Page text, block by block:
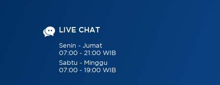
LIVE CHAT
Senin - Jumat
07:00 - 21:00 WIB
Sabtu - Minggu
07:00 - 19:00 WIB